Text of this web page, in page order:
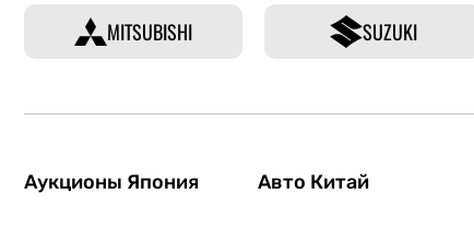
MITSUBISHI SUZUKI
Аукционы Япония Авто Китай